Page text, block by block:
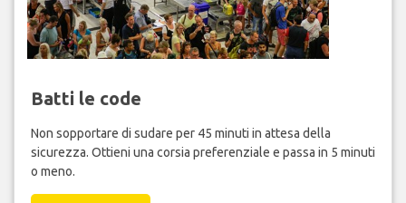
Batti le code
Non sopportare di sudare per 45 minuti in attesa della
sicurezza. Ottieni una corsia preferenziale e passa in 5 minuti
o meno.